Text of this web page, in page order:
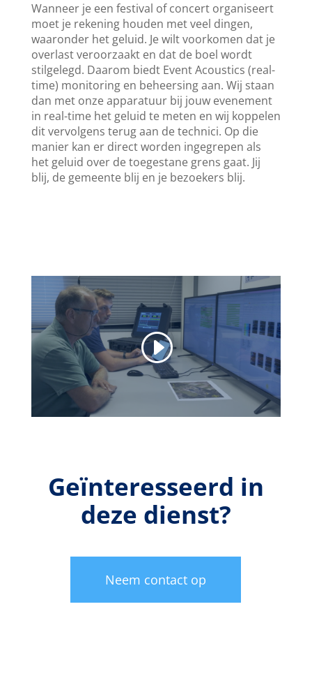
Wanneer je een festival of concert organiseert
moet je rekening houden met veel dingen,
waaronder het geluid. Je wilt voorkomen dat je
overlast veroorzaakt en dat de boel wordt
stilgelegd. Daarom biedt Event Acoustics (real-
time) monitoring en beheersing aan. Wij staan
dan met onze apparatuur bij jouw evenement
in real-time het geluid te meten en wij koppelen
dit vervolgens terug aan de technici. Op die
manier kan er direct worden ingegrepen als
het geluid over de toegestane grens gaat. Jij
blij, de gemeente blij en je bezoekers blij.
Geïnteresseerd in
deze dienst?
Neem contact op